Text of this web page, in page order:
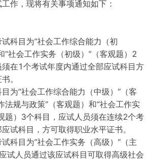
作，现将有关事项通知如下：
科目为“社会工作综合能力（初
“社会工作实务（初级）”（客观题）2
在1个考试年度内通过全部应试科目方
。
为“社会工作综合能力（中级）”（客
法规与政策”（客观题）和“社会工作实
题）3个科目，应试人员须在连续2个考
试科目，方可取得职业水平证书。
科目为“社会工作实务（高级）”（主
试人员通过该应试科目可取得高级社会